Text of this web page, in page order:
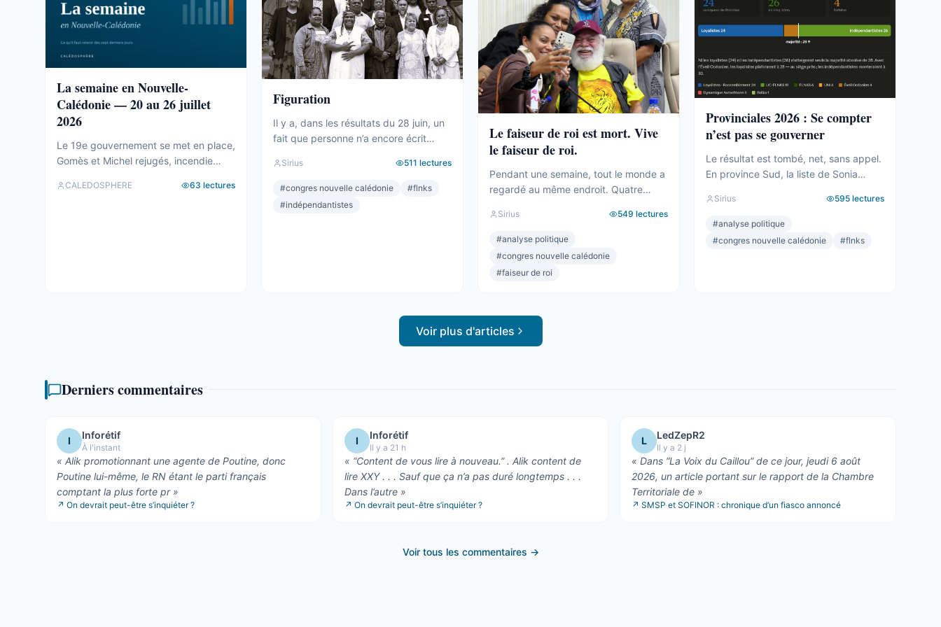
La semaine en Nouvelle-
Calédonie — 20 au 26 juillet
2026
Le 19e gouvernement se met en place,
Gomès et Michel rejugés, incendie
de la semaine calédonienne.
CALEDOSPHERE 63 lectures
Figuration
Il y a, dans les résultats du 28 juin, un
fait que personne n’a encore écrit
obtient 19 sièges au Congrès. Dix-
neuf. C’est un chiffre respectable – le
deuxième bloc de l’hémicycle, plus
Sirius 511 lectures
#congres nouvelle calédonie #flnks
#indépendantistes
Le faiseur de roi est mort. Vive
le faiseur de roi.
Pendant une semaine, tout le monde a
regardé au même endroit. Quatre
Océanien. Le faiseur de roi, l’arbitre,
celui qui penche et fait basculer.
Depuis 2019, la formule était connue :
Sirius 549 lectures
#analyse politique
#congres nouvelle calédonie
#faiseur de roi
Provinciales 2026 : Se compter
n’est pas se gouverner
Le résultat est tombé, net, sans appel.
En province Sud, la liste de Sonia
voix, une assemblée provinciale
dominée, la droite la plus dure
pulvérisée, le centre rayé de la carte.
Sirius 595 lectures
#analyse politique
#congres nouvelle calédonie #flnks
Voir plus d'articles
Derniers commentaires
I Inforétif
À l'instant
« Alik promotionnant une agente de Poutine, donc
Poutine lui-même, le RN étant le parti français
comptant la plus forte pr»
↗ On devrait peut-être s’inquiéter ?
I Inforétif
Il y a 21 h
« “Content de vous lire à nouveau.” . Alik content de
lire XXY . . . Sauf que ça n’a pas duré longtemps . . .
Dans l’autre»
↗ On devrait peut-être s’inquiéter ?
L LedZepR2
Il y a 2 j
«Dans “La Voix du Caillou” de ce jour, jeudi 6 août
2026, un article portant sur le rapport de la Chambre
Territoriale de »
↗SMSP et SOFINOR : chronique d’un fiasco annoncé
Voir tous les commentaires →